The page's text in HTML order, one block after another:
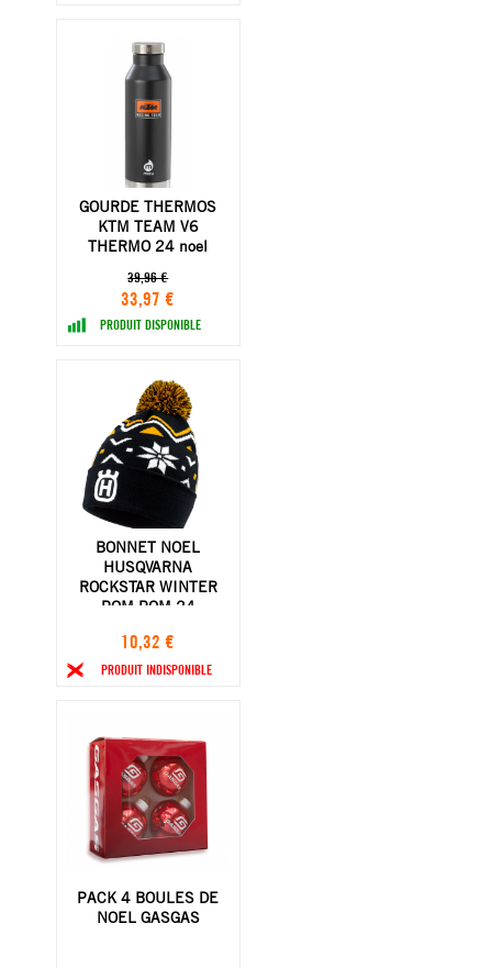
GOURDE THERMOS
KTM TEAM V6
THERMO 24 noel
39,96 €
33,97 €
PRODUIT DISPONIBLE
BONNET NOEL
HUSQVARNA
ROCKSTAR WINTER
POM POM 24
10,32 €
PRODUIT INDISPONIBLE
PACK 4 BOULES DE
NOEL GASGAS